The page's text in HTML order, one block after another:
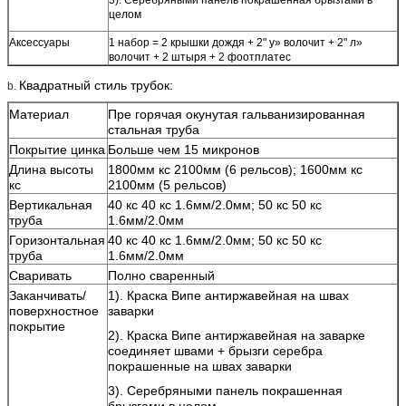
целом
Аксессуары
1 набор = 2 крышки дождя + 2" у» волочит + 2" л»
волочит + 2 штыря + 2 фоотплатес
b. Квадратный стиль трубок:
Материал
Пре горячая окунутая гальванизированная
стальная труба
Покрытие цинка Больше чем 15 микронов
Длина высоты
кс
1800мм кс 2100мм (6 рельсов); 1600мм кс
2100мм (5 рельсов)
Вертикальная
труба
40 кс 40 кс 1.6мм/2.0мм; 50 кс 50 кс
1.6мм/2.0мм
Горизонтальная
труба
40 кс 40 кс 1.6мм/2.0мм; 50 кс 50 кс
1.6мм/2.0мм
Сваривать
Полно сваренный
Заканчивать/
поверхностное
покрытие
1). Краска Випе антиржавейная на швах
заварки
2). Краска Випе антиржавейная на заварке
соединяет швами + брызги серебра
покрашенные на швах заварки
3). Серебряными панель покрашенная